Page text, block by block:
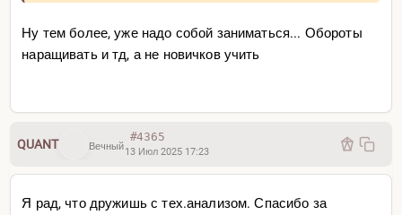
Ну тем более, уже надо собой заниматься... Обороты
наращивать и тд, а не новичков учить
QUANT Вечный
#4365
13 Июл 2025 17:23
Я рад, что дружишь с тех.анализом. Спасибо за